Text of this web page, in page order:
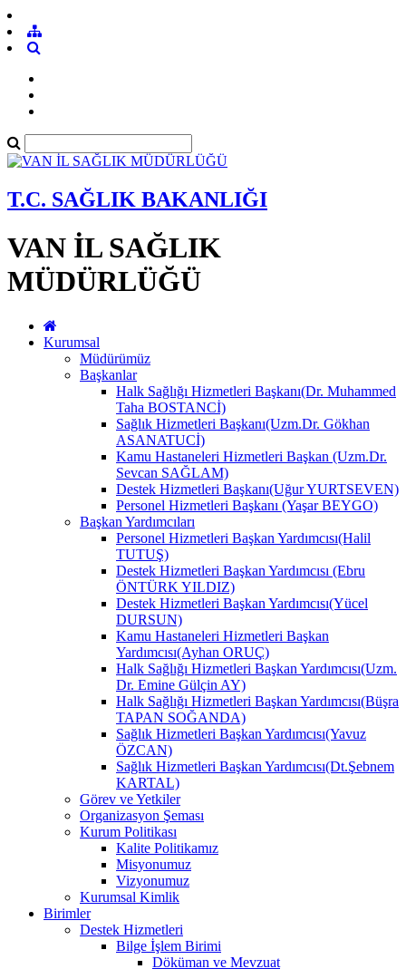
T.C. SAĞLIK BAKANLIĞI
VAN İL SAĞLIK
MÜDÜRLÜĞÜ
Kurumsal
Müdürümüz
Başkanlar
Halk Sağlığı Hizmetleri Başkanı(Dr. Muhammed
Taha BOSTANCİ)
Sağlık Hizmetleri Başkanı(Uzm.Dr. Gökhan
ASANATUCİ)
Kamu Hastaneleri Hizmetleri Başkan (Uzm.Dr.
Sevcan SAĞLAM)
Destek Hizmetleri Başkanı(Uğur YURTSEVEN)
Personel Hizmetleri Başkanı (Yaşar BEYGO)
Başkan Yardımcıları
Personel Hizmetleri Başkan Yardımcısı(Halil
TUTUŞ)
Destek Hizmetleri Başkan Yardımcısı (Ebru
ÖNTÜRK YILDIZ)
Destek Hizmetleri Başkan Yardımcısı(Yücel
DURSUN)
Kamu Hastaneleri Hizmetleri Başkan
Yardımcısı(Ayhan ORUÇ)
Halk Sağlığı Hizmetleri Başkan Yardımcısı(Uzm.
Dr. Emine Gülçin AY)
Halk Sağlığı Hizmetleri Başkan Yardımcısı(Büşra
TAPAN SOĞANDA)
Sağlık Hizmetleri Başkan Yardımcısı(Yavuz
ÖZCAN)
Sağlık Hizmetleri Başkan Yardımcısı(Dt.Şebnem
KARTAL)
Görev ve Yetkiler
Organizasyon Şeması
Kurum Politikası
Kalite Politikamız
Misyonumuz
Vizyonumuz
Kurumsal Kimlik
Birimler
Destek Hizmetleri
Bilge İşlem Birimi
Döküman ve Mevzuat